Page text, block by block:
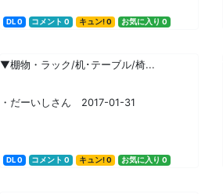
DL 0 コメント 0 キュン! 0 お気に入り 0
▼棚物・ラック/机･テーブル/椅...
・だーいしさん 2017-01-31
DL 0 コメント 0 キュン! 0 お気に入り 0